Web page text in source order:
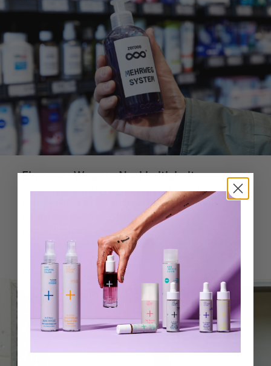
Ein neuer Weg zur Nachhaltigkeit
Nachhaltige Verpackungen für alle? Mit zerooo ist das ganz
zerooo ist das erste große, marken- und
händlerübergreifende Pfandsystem für
Kosmetikverpackungen.Zukünftig integriert es sich
nahtlos in das bestehende Pfandsystem für Getränke in
ausgewählten Supermärkten und Drogerien – ohne
zusätzlichen Aufwand.